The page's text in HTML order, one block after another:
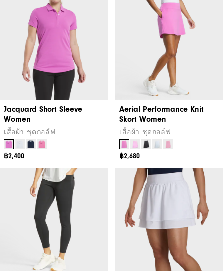
Jacquard Short Sleeve
Women
เสื้อผ้า ชุดกอล์ฟ
฿2,400
Aerial Performance Knit
Skort Women
เสื้อผ้า ชุดกอล์ฟ
฿2,680